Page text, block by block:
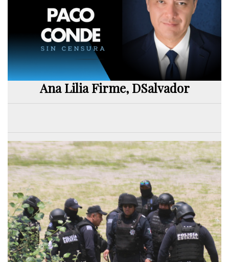
Ana Lilia Firme, DSalvador